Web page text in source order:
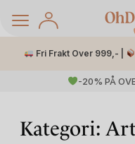
Fri Frakt Over 999,- |
-20% PÅ
Kategori: